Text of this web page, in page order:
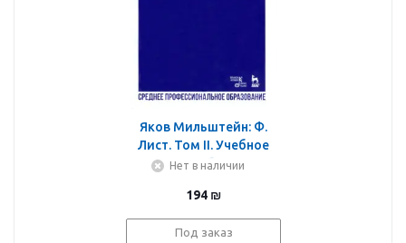
Яков Мильштейн: Ф.
Лист. Том II. Учебное
пособие
Нет в наличии
194 ₪
Под заказ